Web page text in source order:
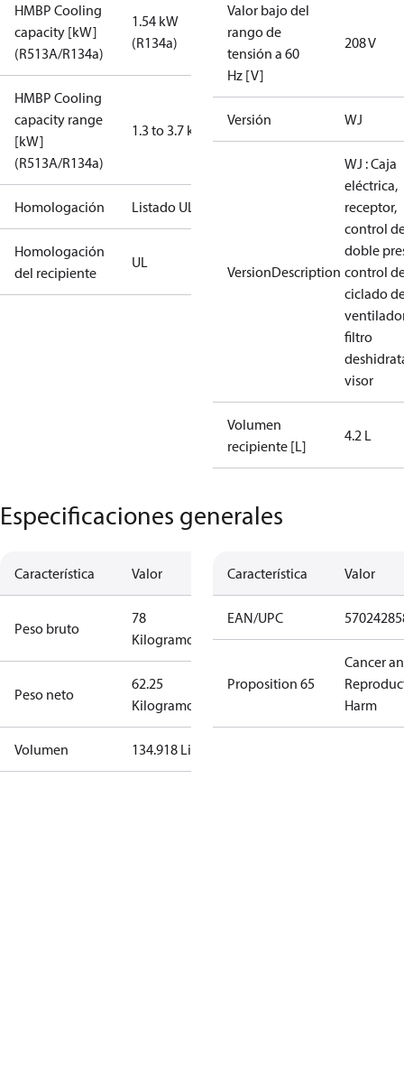
HMBP Cooling
capacity [kW]
(R513A/R134a)
1.54 kW
(R134a)
HMBP Cooling
capacity range
[kW]
(R513A/R134a)
1.3 to 3.7 kW
Homologación Listado UL
Homologación
del recipiente
UL
Valor bajo del
rango de
tensión a 60
Hz [V]
208 V
Versión WJ
VersionDescription
WJ : Caja
eléctrica,
receptor,
control
doble
control
ciclado
filtro
visor
Volumen
recipiente [L]
4.2 L
Especificaciones generales
Característica Valor
Peso bruto
78
Kilogramo
Peso neto
62.25
Kilogramo
Volumen 134.918 Litro
Característica Valor
EAN/UPC
Proposition 65
Cancer
Harm